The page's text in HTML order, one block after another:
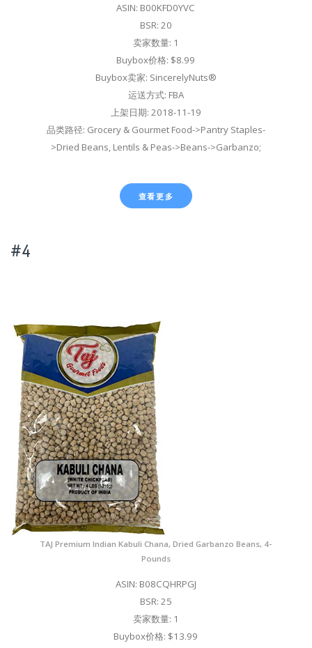
ASIN: B00KFD0YVC
BSR: 20
卖家数量: 1
Buybox价格: $8.99
Buybox卖家: SincerelyNuts®
运送方式: FBA
上架日期: 2018-11-19
品类路径: Grocery & Gourmet Food->Pantry Staples-
>Dried Beans, Lentils & Peas->Beans->Garbanzo;
查看更多
#4
TAJ Premium Indian Kabuli Chana, Dried Garbanzo Beans, 4-
Pounds
ASIN: B08CQHRPGJ
BSR: 25
卖家数量: 1
Buybox价格: $13.99